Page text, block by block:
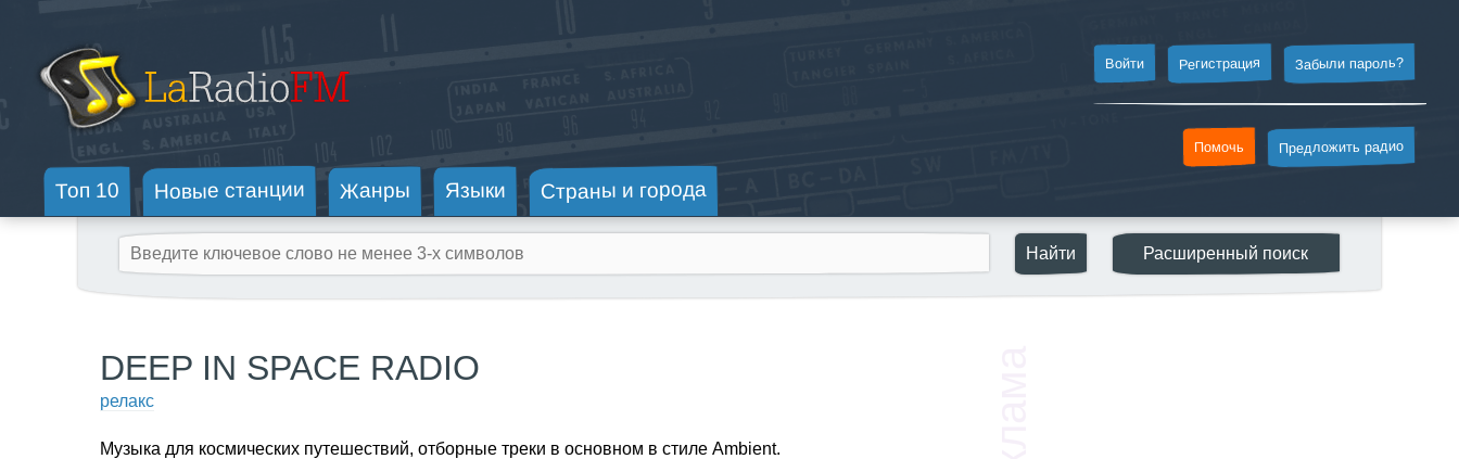
Забыли пароль?
Регистрация
Войти
Предложить радио
Помочь
Топ 10 Новые станции Жанры Языки Страны и города
DEEP IN SPACE RADIO
релакс
Музыка для космических путешествий, отборные треки в основном в стиле Ambient.